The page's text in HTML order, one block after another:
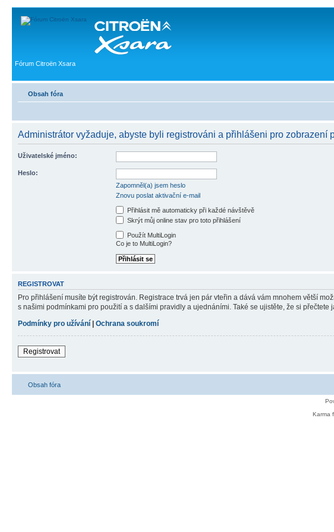
Fórum Citroën Xsara
Obsah fóra
Administrátor vyžaduje, abyste byli registrováni a přihlášeni pro zobrazení
Uživatelské jméno:
Heslo:
Zapomněl(a) jsem heslo
Znovu poslat aktivační e-mail
Přihlásit mě automaticky při každé návštěvě
Skrýt můj online stav pro toto přihlášení
Použít MultiLogin
Co je to MultiLogin?
REGISTROVAT
Pro přihlášení musíte být registrován. Registrace trvá jen pár vteřin a dává vám mnohem větší
s našimi podmínkami pro použití a s dalšími pravidly a ujednáními. Také se ujistěte, že si přečtete
Podmínky pro užívání
Ochrana soukromí
Registrovat
Obsah fóra
Karma